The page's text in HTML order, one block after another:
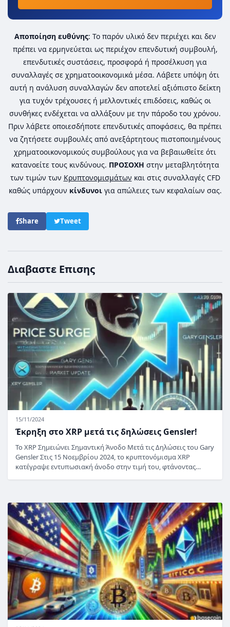
Αποποίηση ευθύνης: Το παρόν υλικό δεν περιέχει και δεν
πρέπει να ερμηνεύεται ως περιέχον επενδυτική συμβουλή,
επενδυτικές συστάσεις, προσφορά ή προσέλκυση για
συναλλαγές σε χρηματοοικονομικά μέσα. Λάβετε υπόψη ότι
αυτή η ανάλυση συναλλαγών δεν αποτελεί αξιόπιστο δείκτη
για τυχόν τρέχουσες ή μελλοντικές επιδόσεις, καθώς οι
συνθήκες ενδέχεται να αλλάξουν με την πάροδο του χρόνου.
Πριν λάβετε οποιεσδήποτε επενδυτικές αποφάσεις, θα πρέπει
να ζητήσετε συμβουλές από ανεξάρτητους πιστοποιημένους
χρηματοοικονομικούς συμβούλους για να βεβαιωθείτε ότι
κατανοείτε τους κινδύνους. ΠΡΟΣΟΧΗ στην μεταβλητότητα
των τιμών των Κρυπτονομισμάτων και στις συναλλαγές CFD
καθώς υπάρχουν κίνδυνοιγια απώλειες των κεφαλαίων σας.
Share Tweet
Διαβαστε Επισης
15/11/2024
Έκρηξη στο XRP μετά τις δηλώσεις Gensler!
Το XRP Σημειώνει Σημαντική Άνοδο Μετά τις Δηλώσεις του Gary
Gensler Στις 15 Νοεμβρίου 2024, το κρυπτονόμισμα XRP
κατέγραψε εντυπωσιακή άνοδο στην τιμή του, φτάνοντας…